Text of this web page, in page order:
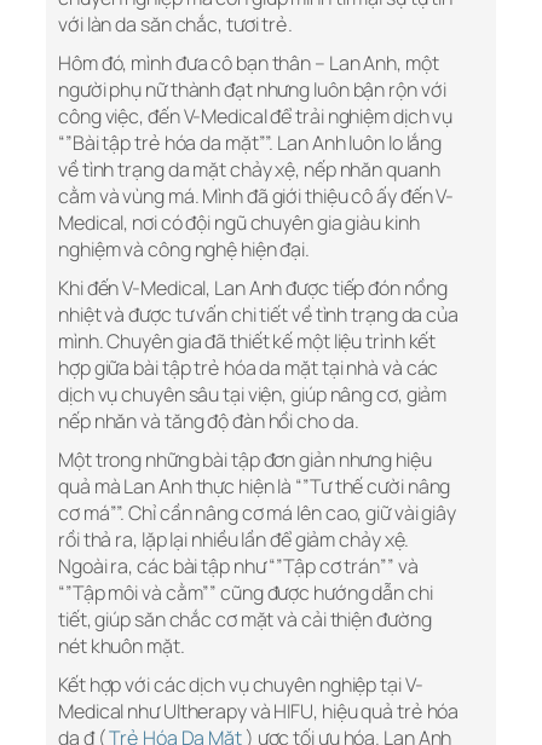
với làn da săn chắc, tươi trẻ.
Hôm đó, mình đưa cô bạn thân – Lan Anh, một
người phụ nữ thành đạt nhưng luôn bận rộn với
công việc, đến V-Medical để trải nghiệm dịch vụ
“”Bài tập trẻ hóa da mặt””. Lan Anh luôn lo lắng
về tình trạng da mặt chảy xệ, nếp nhăn quanh
cằm và vùng má. Mình đã giới thiệu cô ấy đến V-
Medical, nơi có đội ngũ chuyên gia giàu kinh
nghiệm và công nghệ hiện đại.
Khi đến V-Medical, Lan Anh được tiếp đón nồng
nhiệt và được tư vấn chi tiết về tình trạng da của
mình. Chuyên gia đã thiết kế một liệu trình kết
hợp giữa bài tập trẻ hóa da mặt tại nhà và các
dịch vụ chuyên sâu tại viện, giúp nâng cơ, giảm
nếp nhăn và tăng độ đàn hồi cho da.
Một trong những bài tập đơn giản nhưng hiệu
quả mà Lan Anh thực hiện là “”Tư thế cười nâng
cơ má””. Chỉ cần nâng cơ má lên cao, giữ vài giây
rồi thả ra, lặp lại nhiều lần để giảm chảy xệ.
Ngoài ra, các bài tập như “”Tập cơ trán”” và
“”Tập môi và cằm”” cũng được hướng dẫn chi
tiết, giúp săn chắc cơ mặt và cải thiện đường
nét khuôn mặt.
Kết hợp với các dịch vụ chuyên nghiệp tại V-
Medical như Ultherapy và HIFU, hiệu quả trẻ hóa
da đ (Trẻ Hóa Da Mặt) ược tối ưu hóa. Lan Anh